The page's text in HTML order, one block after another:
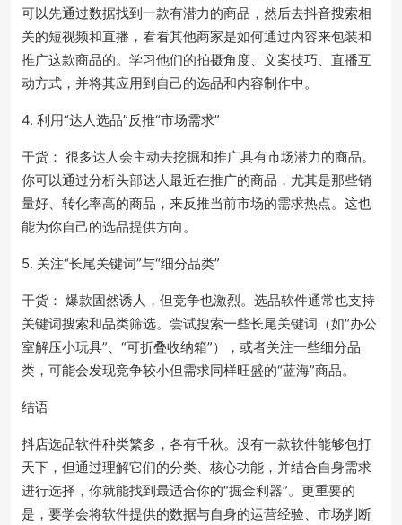
可以先通过数据找到一款有潜力的商品，然后去抖音搜索相
关的短视频和直播，看看其他商家是如何通过内容来包装和
推广这款商品的。学习他们的拍摄角度、文案技巧、直播互
动方式，并将其应用到自己的选品和内容制作中。
4. 利用“达人选品”反推“市场需求”
干货： 很多达人会主动去挖掘和推广具有市场潜力的商品。
你可以通过分析头部达人最近在推广的商品，尤其是那些销
量好、转化率高的商品，来反推当前市场的需求热点。这也
能为你自己的选品提供方向。
5. 关注“长尾关键词”与“细分品类”
干货： 爆款固然诱人，但竞争也激烈。选品软件通常也支持
关键词搜索和品类筛选。尝试搜索一些长尾关键词（如“办公
室解压小玩具”、“可折叠收纳箱”），或者关注一些细分品
类，可能会发现竞争较小但需求同样旺盛的“蓝海”商品。
结语
抖店选品软件种类繁多，各有千秋。没有一款软件能够包打
天下，但通过理解它们的分类、核心功能，并结合自身需求
进行选择，你就能找到最适合你的“掘金利器”。更重要的
是，要学会将软件提供的数据与自身的运营经验、市场判断